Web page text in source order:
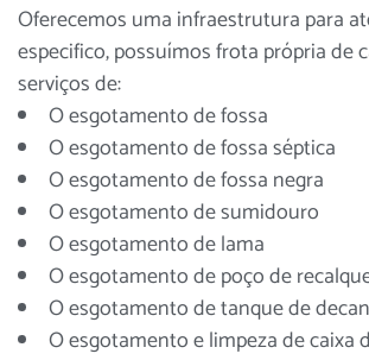
Oferecemos uma infraestrutura para
especifico, possuímos frota própria de
serviços de:
O esgotamento de fossa
O esgotamento de fossa séptica
O esgotamento de fossa negra
O esgotamento de sumidouro
O esgotamento de lama
O esgotamento de poço de
O esgotamento de tanque de
O esgotamento e limpeza de caixa